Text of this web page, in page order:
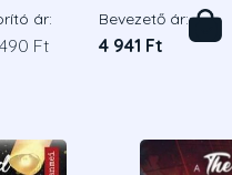
ár:
Ft
Bevezető ár:
4 941 Ft